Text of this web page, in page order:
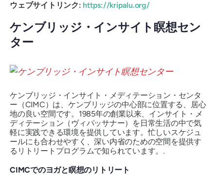
ウェブサイトリンク: https://kripalu.org/
ケンブリッジ・インサイト瞑想セン
ター
ケンブリッジ・インサイト・メディテーション・センタ
ー（CIMC）は、ケンブリッジの中心部に位置する、居心
地の良い空間です。1985年の創業以来、インサイト・メ
ディテーション（ヴィパッサナー）を日常生活の中で気
軽に実践できる環境を提供しています。忙しいスケジュ
ールにも合わせやすく、深い内省のための空間を提供す
るリトリートプログラムで知られています。.
CIMCでのヨガと瞑想のリトリート